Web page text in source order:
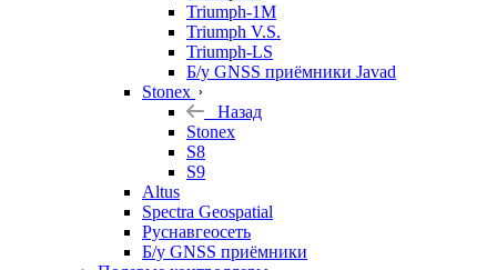
Triumph-1M
Triumph V.S.
Triumph-LS
Б/у GNSS приёмники Javad
Stonex
Назад
Stonex
S8
S9
Altus
Spectra Geospatial
Руснавгеосеть
Б/у GNSS приёмники